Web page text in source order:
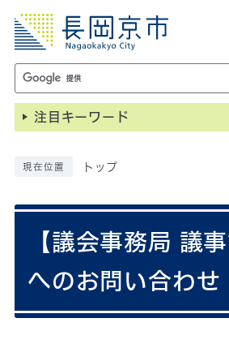
注目キーワード
現在位置 トップ
【議会事務局 議
へのお問い合わせ